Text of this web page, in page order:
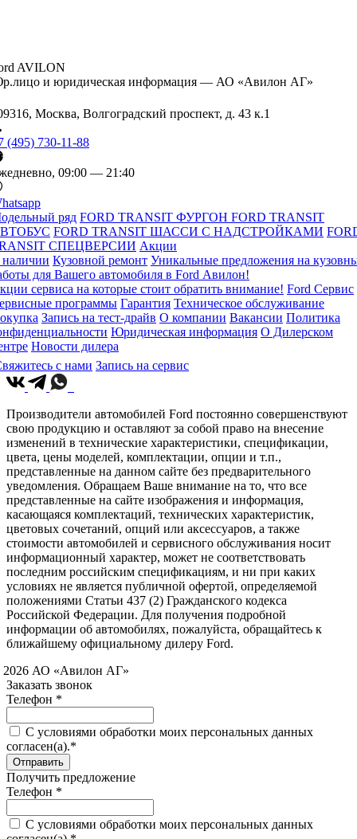
AVILON
и юридическая информация — АО «Авилон АГ»
Москва, Волгоградский проспект, д. 43 к.1
(495) 730-11-88
09:00 — 21:40
ряд FORD TRANSIT ФУРГОН FORD TRANSIT
FORD TRANSIT ШАССИ С НАДСТРОЙКАМИ
СПЕЦВЕРСИИ Акции
Кузовной ремонт Уникальные предложения на
для Вашего автомобиля в Ford Авилон!
сервиса на которые стоит обратить внимание! Ford Сервис
программы Гарантия Техническое обслуживание
Запись на тест-драйв О компании Вакансии Политика
Юридическая информация О Дилерском
Новости дилера
с нами Запись на сервис
Производители автомобилей Ford постоянно совершенствуют
свою продукцию и оставляют за собой право на внесение
изменений в технические характеристики, спецификации,
цвета, цены моделей, комплектации, опции и т.п.,
представленные на данном сайте без предварительного
уведомления. Обращаем Ваше внимание на то, что все
представленные на сайте изображения и информация,
касающаяся комплектаций, технических характеристик,
цветовых сочетаний, опций или аксессуаров, а также
стоимости автомобилей и сервисного обслуживания носит
информационный характер, может не соответствовать
последним российским спецификациям, и ни при каких
условиях не является публичной офертой, определяемой
положениями Статьи 437 (2) Гражданского кодекса
Российской Федерации. Для получения подробной
информации об автомобилях, пожалуйста, обращайтесь к
ближайшему официальному дилеру Ford.
АО «Авилон АГ»
Заказать звонок
Телефон *
C условиями обработки моих персональных данных
согласен(а).*
Получить предложение
Телефон *
C условиями обработки моих персональных данных